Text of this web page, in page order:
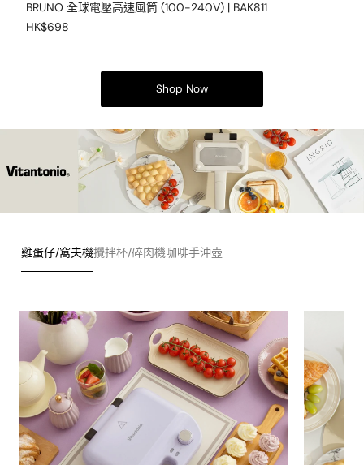
BRUNO 全球電壓高速風筒 (100-240V) | BAK811
HK$698
Shop Now
雞蛋仔/窩夫機攪拌杯/碎肉機咖啡手沖壺